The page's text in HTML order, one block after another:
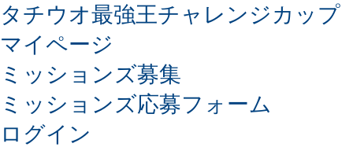
タチウオ最強王チャレンジカップ
マイページ
ミッションズ募集
ミッションズ応募フォーム
ログイン